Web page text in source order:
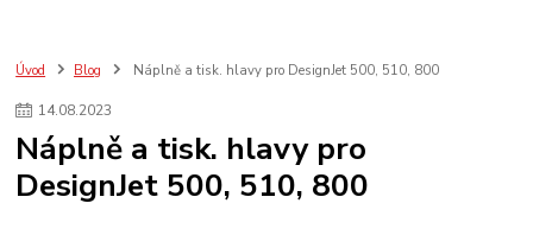
Úvod Blog Náplně a tisk. hlavy pro DesignJet 500, 510, 800
14.08.2023
Náplně a tisk. hlavy pro
DesignJet 500, 510, 800